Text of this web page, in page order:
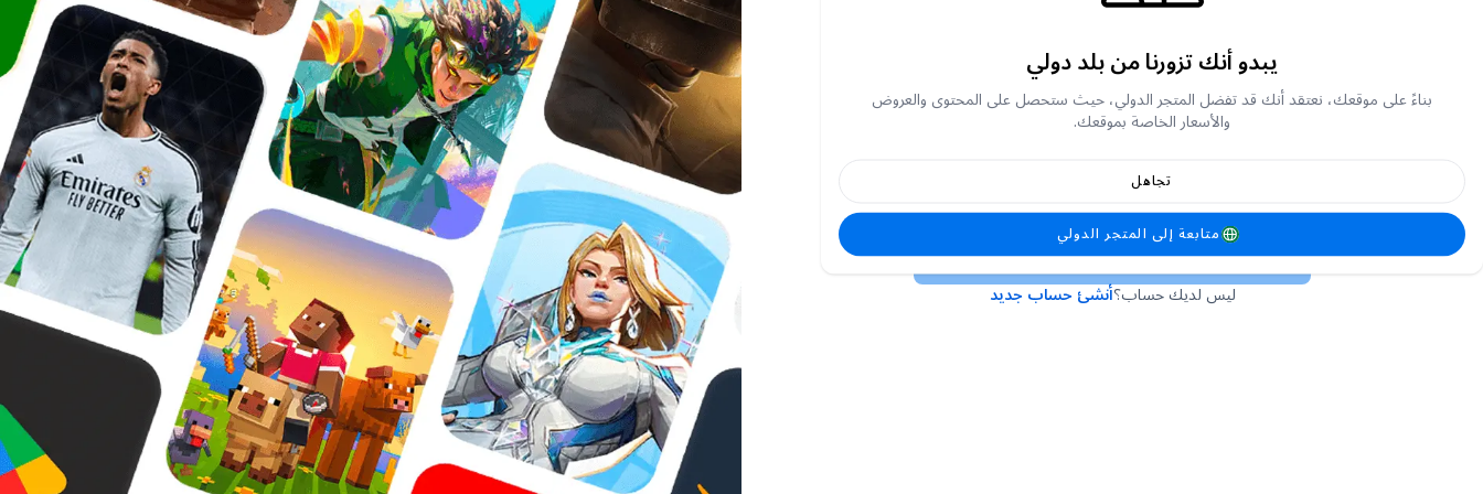
أو
لقد نسيت كلمة المرور الخاصة بي
تسجيل الدخول
ليس لديك حساب؟أنشئ حساب جديد
يبدو أنك تزورنا من بلد دولي
بناءً على موقعك، نعتقد أنك قد تفضل المتجر الدولي، حيث ستحصل على المحتوى والعروض
والأسعار الخاصة بموقعك.
تجاهل
متابعة إلى المتجر الدولي